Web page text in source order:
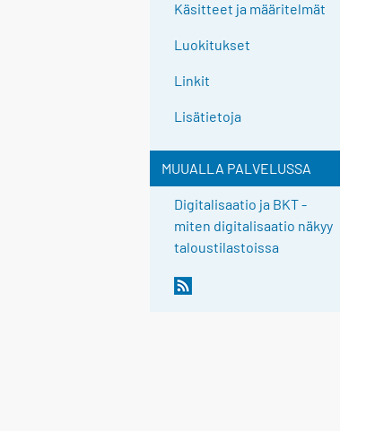
Käsitteet ja määritelmät
Luokitukset
Linkit
Lisätietoja
MUUALLA PALVELUSSA
Digitalisaatio ja BKT -
miten digitalisaatio näkyy
taloustilastoissa